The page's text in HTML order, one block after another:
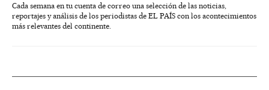
Cada semana en tu cuenta de correo una selección de las noticias,
reportajes y análisis de los periodistas de EL PAÍS con los acontecimientos
más relevantes del continente.